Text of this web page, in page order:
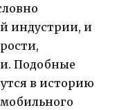
индустрии, и
Подобные
в историю